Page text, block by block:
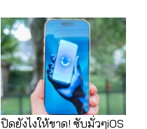
ปิดยังไงให้ขาด! ซับมั่วๆiOS